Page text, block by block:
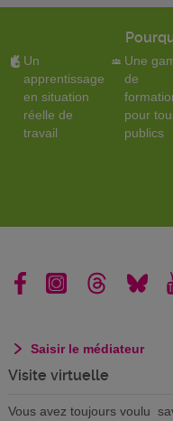
Un
apprentissage
en situation
réelle de
travail
Une
de
pour
publics
Saisir le médiateur
Visite virtuelle
Vous avez toujours voulu